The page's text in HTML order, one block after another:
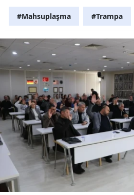
#Mahsuplaşma #Trampa